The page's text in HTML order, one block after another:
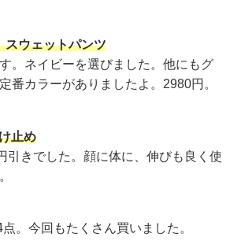
ウェットパンツ
。ネイビーを選びました。他にもグ
番カラーがありましたよ。2980円。
止め
引きでした。顔に体に、伸びも良く使
。今回もたくさん買いました。